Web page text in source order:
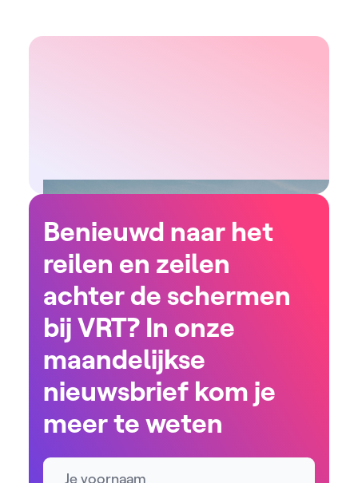
Benieuwd naar het
reilen en zeilen
achter de schermen
bij VRT? In onze
maandelijkse
nieuwsbrief kom je
meer te weten
Naam